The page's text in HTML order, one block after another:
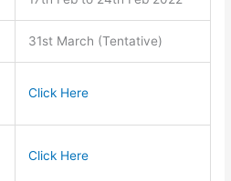
31st March (Tentative)
Click Here
Click Here